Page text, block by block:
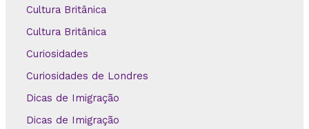
Cultura Britânica
Cultura Britânica
Curiosidades
Curiosidades de Londres
Dicas de Imigração
Dicas de Imigração